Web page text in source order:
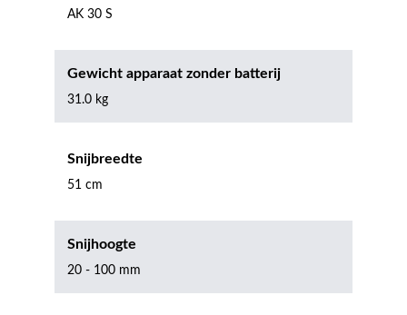
AK 30 S
Gewicht apparaat zonder batterij
31.0 kg
Snijbreedte
51 cm
Snijhoogte
20 - 100 mm